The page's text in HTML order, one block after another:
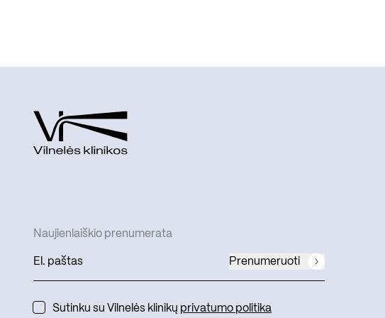
Naujienlaiškio prenumerata
Prenumeruoti
Sutinku su Vilnelės klinikų privatumo politika